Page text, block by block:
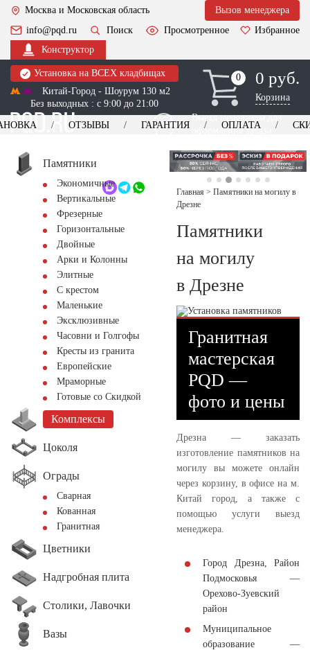
Москва и Московская область
Вызов менеджера
info@pqd.ru
Поиск Просмотренное
Избранное
Конструктор
Установка на ВСЕХ кладбищах
Китай-Город - Шоурум 130 м2
Без выходных : с 9:00 до 21:00
0
0 0 руб.
Корзина
Выезд менеджера для
оформления заказа
+7 (495) 518-44-23
Обратный звонок
ОТЗЫВЫ ГАРАНТИЯ ОПЛАТА
Памятники
Экономичные
Вертикальные
Фрезерные
Горизонтальные
Двойные
Арки и Колонны
Элитные
С крестом
Маленькие
Эксклюзивные
Часовни и Голгофы
Кресты из гранита
Европейские
Мраморные
Готовые со Скидкой
Комплексы
Цоколя
Ограды
Сварная
Кованная
Гранитная
Цветники
Надгробная плита
Столики, Лавочки
Вазы
Главная > Памятники на могилу в
Дрезне
Памятники
на могилу
в Дрезне
Гранитная
мастерская
PQD —
фото и цены
Дрезна — заказать
изготовление памятников на
могилу вы можете онлайн
через корзину, в офисе на м.
Китай город, а также с
помощью услуги выезд
менеджера.
Город Дрезна, Район
Подмосковья —
Орехово-Зуевский
район
Муниципальное
образование —